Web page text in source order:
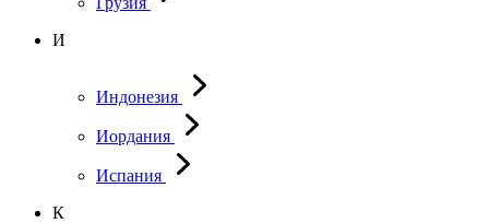
И
Индонезия
Иордания
Испания
К